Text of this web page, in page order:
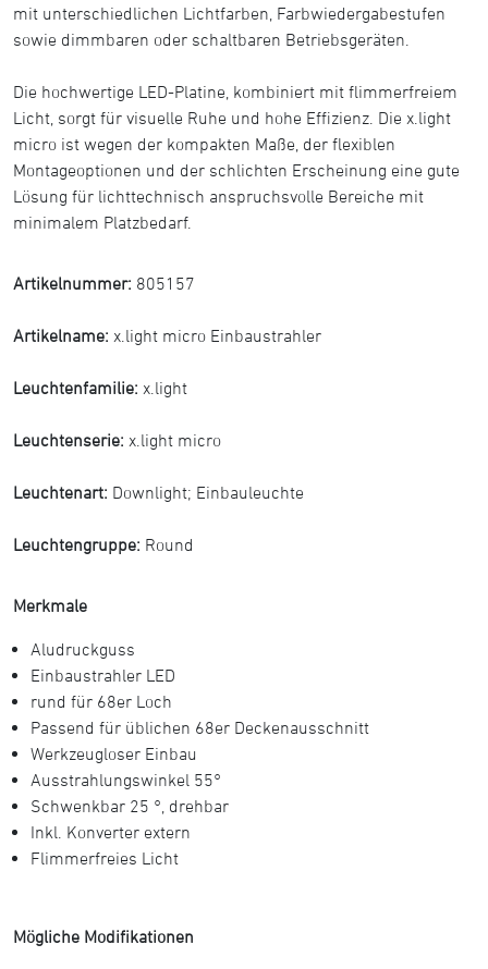
mit unterschiedlichen Lichtfarben, Farbwiedergabestufen
sowie dimmbaren oder schaltbaren Betriebsgeräten.
Die hochwertige LED-Platine, kombiniert mit flimmerfreiem
Licht, sorgt für visuelle Ruhe und hohe Effizienz. Die x.light
micro ist wegen der kompakten Maße, der flexiblen
Montageoptionen und der schlichten Erscheinung eine gute
Lösung für lichttechnisch anspruchsvolle Bereiche mit
minimalem Platzbedarf.
Artikelnummer: 805157
Artikelname: x.light micro Einbaustrahler
Leuchtenfamilie: x.light
Leuchtenserie: x.light micro
Leuchtenart: Downlight; Einbauleuchte
Leuchtengruppe: Round
Merkmale
Aludruckguss
Einbaustrahler LED
rund für 68er Loch
Passend für üblichen 68er Deckenausschnitt
Werkzeugloser Einbau
Ausstrahlungswinkel 55°
Schwenkbar 25 °, drehbar
Inkl. Konverter extern
Flimmerfreies Licht
Mögliche Modifikationen